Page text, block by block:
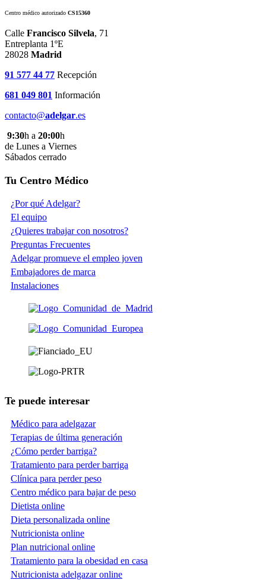
Centro médico autorizado CS15360
Calle Francisco Silvela, 71
Entreplanta 1ºE
28028 Madrid
91 577 44 77 Recepción
681 049 801 Información
contacto@adelgar.es
9:30h a 20:00h
de Lunes a Viernes
Sábados cerrado
Tu Centro Médico
¿Por qué Adelgar?
El equipo
¿Quieres trabajar con nosotros?
Preguntas Frecuentes
Adelgar promueve el empleo joven
Embajadores de marca
Instalaciones
Te puede interesar
Médico para adelgazar
Terapias de última generación
¿Cómo perder barriga?
Tratamiento para perder barriga
Clínica para perder peso
Centro médico para bajar de peso
Dietista online
Dieta personalizada online
Nutricionista online
Plan nutricional online
Tratamiento para la obesidad en casa
Nutricionista adelgazar online